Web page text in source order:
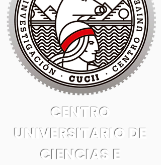
CENTRO
UNIVERSITARIO DE
CIENCIAS E